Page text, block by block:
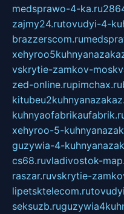
medsprawo-4-ka.ru
zajmy24.rutovudyi-4-
brazzerscom.ru
vskrytie-zamkov-
zed-online.rupimchax.ru
xehyroo-5-
guzywia-4-
cs68.ruvladivostok-
raszar.ruvskrytie-
lipetsktelecom.ru
seksuzb.ru